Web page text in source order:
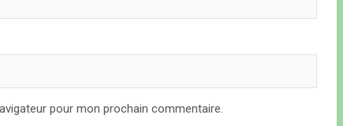
pour mon prochain commentaire.